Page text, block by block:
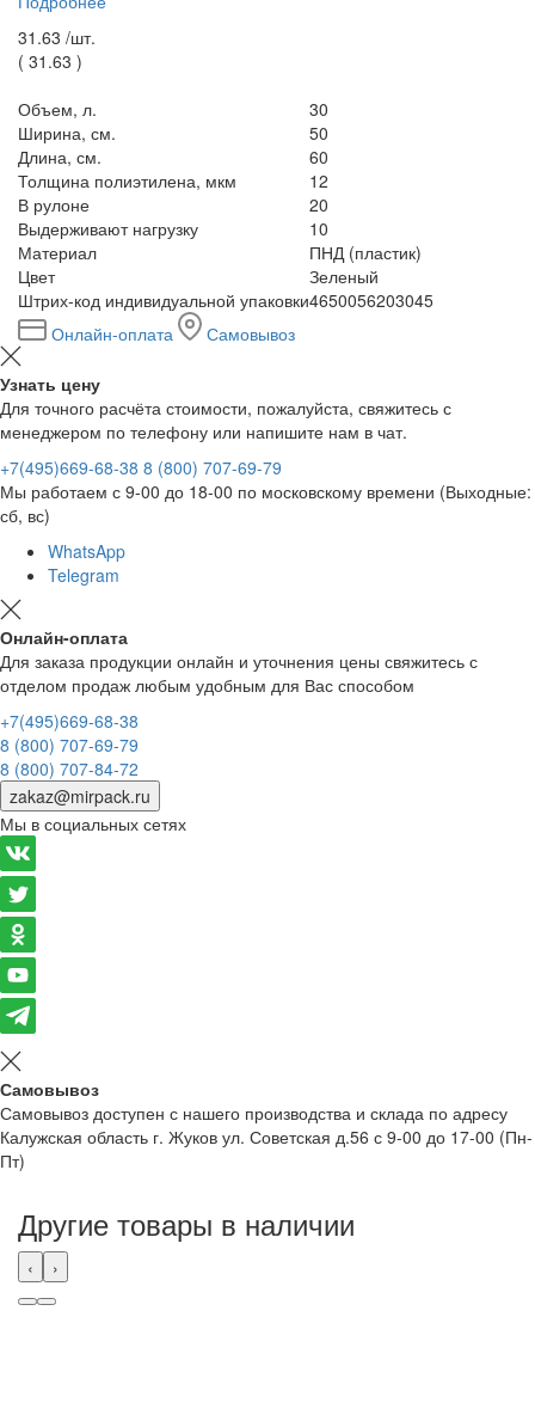
31.63 /шт.
( 31.63 )
Объем, л.
30
Ширина, см.
50
Длина, см.
60
Толщина полиэтилена, мкм
12
В рулоне
20
Выдерживают нагрузку
10
Материал
ПНД (пластик)
Цвет
Зеленый
Штрих-код индивидуальной упаковки4650056203045
Онлайн-оплата
Самовывоз
Узнать цену
Для точного расчёта стоимости, пожалуйста, свяжитесь с
менеджером по телефону или напишите нам в чат.
+7(495)669-68-38 8 (800) 707-69-79
Мы работаем с 9-00 до 18-00 по московскому времени (Выходные:
сб, вс)
WhatsApp
Telegram
Онлайн-оплата
Для заказа продукции онлайн и уточнения цены свяжитесь с
отделом продаж любым удобным для Вас способом
+7(495)669-68-38
8 (800) 707-69-79
8 (800) 707-84-72
zakaz@mirpack.ru
Мы в социальных сетях
Самовывоз
Самовывоз доступен с нашего производства и склада по адресу
Калужская область г. Жуков ул. Советская д.56 с 9-00 до 17-00 (Пн-
Пт)
Другие товары в наличии
‹ ›